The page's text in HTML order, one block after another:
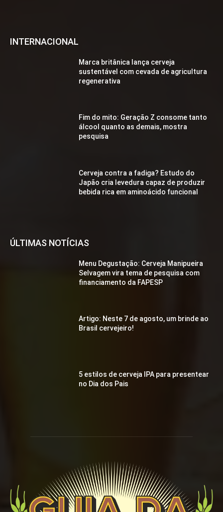
INTERNACIONAL
Marca britânica lança cerveja
sustentável com cevada de agricultura
regenerativa
Fim do mito: Geração Z consome tanto
álcool quanto as demais, mostra
pesquisa
Cerveja contra a fadiga? Estudo do
Japão cria levedura capaz de produzir
bebida rica em aminoácido funcional
ÚLTIMAS NOTÍCIAS
Menu Degustação: Cerveja Manipueira
Selvagem vira tema de pesquisa com
financiamento da FAPESP
Artigo: Neste 7 de agosto, um brinde ao
Brasil cervejeiro!
5 estilos de cerveja IPA para presentear
no Dia dos Pais